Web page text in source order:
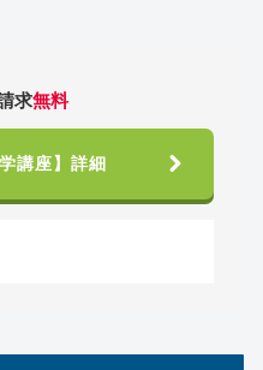
求無料
講座】詳細